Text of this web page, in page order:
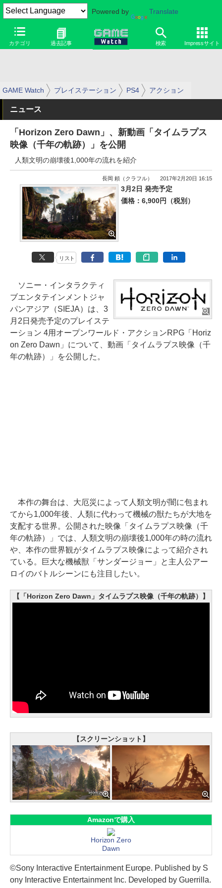
Powered by Translate
カテゴリ 過去記事 検索 Impressサイト
GAME Watch プレイステーション PS4 アクション
ニュース
「Horizon Zero Dawn」、新動画「タイムラプス
映像（千年の軌跡）」を公開
人類文明の崩壊後1,000年の流れを紹介
長岡 頼（クラフル） 2017年2月20日 16:15
3月2日 発売予定
価格：6,900円（税別）
リスト
ソニー・インタラクティ
ブエンタテインメントジャ
パンアジア（SIEJA）は、3
月2日発売予定のプレイステ
ーション 4用オープンワールド・アクションRPG「Horiz
on Zero Dawn」について、動画「タイムラプス映像（千
年の軌跡）」を公開した。
本作の舞台は、大厄災によって人類文明が闇に包まれ
てから1,000年後、人類に代わって機械の獣たちが大地を
支配する世界。公開された映像「タイムラプス映像（千
年の軌跡）」では、人類文明の崩壊後1,000年の時の流れ
や、本作の世界観がタイムラプス映像によって紹介され
ている。巨大な機械獣「サンダージョー」と主人公アー
ロイのバトルシーンにも注目したい。
【「Horizon Zero Dawn」タイムラプス映像（千年の軌跡）】
【スクリーンショット】
Amazonで購入
Horizon Zero
Dawn
©Sony Interactive Entertainment Europe. Published by S
ony Interactive Entertainment Inc. Developed by Guerrilla.